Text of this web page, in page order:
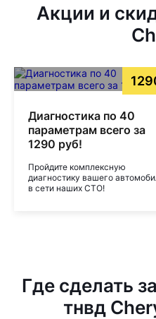
Акции и
Диагностика по 40
параметрам всего за
1290 руб!
Пройдите комплексную
диагностику вашего
в сети наших СТО!
Где сделать
тнвд